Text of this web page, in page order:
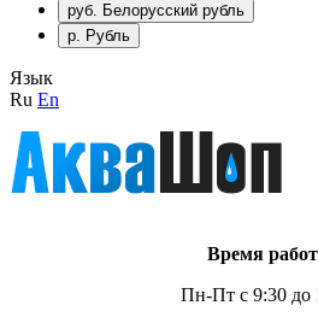
руб. Белорусский рубль
р. Рубль
Язык
Ru En
Время
Пн-Пт с 9:30 до